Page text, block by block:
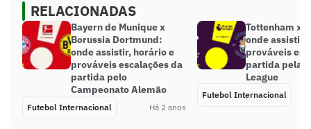
RELACIONADAS
Bayern de Munique x
Borussia Dortmund:
onde assistir, horário e
prováveis escalações da
partida pelo
Campeonato Alemão
Futebol Internacional Há 2 anos
Tottenham x
onde assistir,
prováveis
partida pela
League
Futebol Internacional